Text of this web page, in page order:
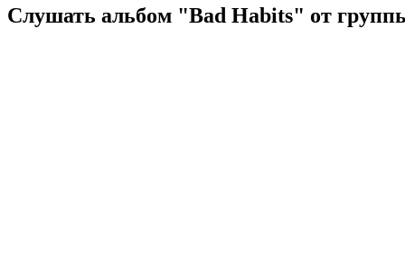
Слушать альбом "Bad Habits" от